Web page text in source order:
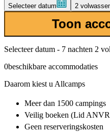
Selecteer datum 2
Toon
Selecteer datum - 7 nachten 2
0beschikbare accommodaties
Daarom kiest u Allcamps
Meer dan 1500 campings
Veilig boeken (Lid
Geen reserveringskosten